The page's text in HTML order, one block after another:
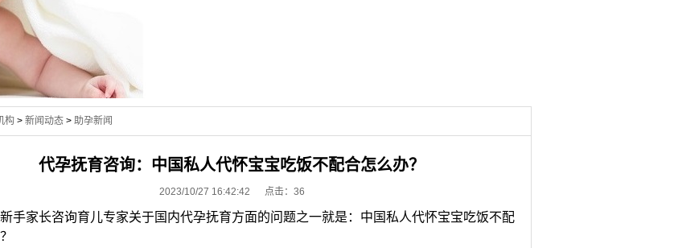
构 > 新闻动态 > 助孕新闻
代孕抚育咨询：中国私人代怀宝宝吃饭不配合怎么办？
2023/10/27 16:42:42 点击： 36
手家长咨询育儿专家关于国内代孕抚育方面的问题之一就是：中国私人代怀宝宝吃饭不配